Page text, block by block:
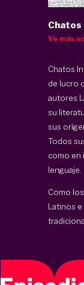
Chatos
Ve más
Chatos
de lucro
autores
su
sus
Todos
como en
lenguaje.
Como
Latinos